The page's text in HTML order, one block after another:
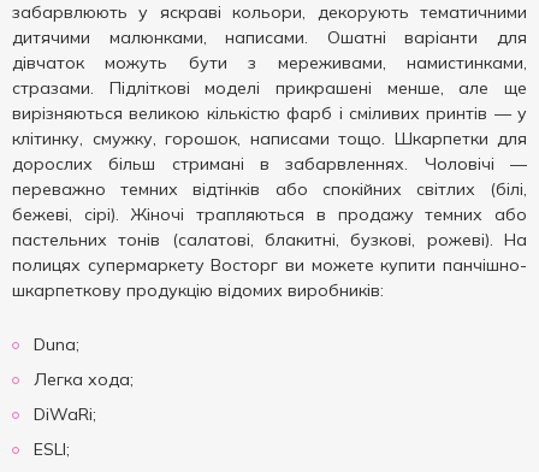
забарвлюють у яскраві кольори, декорують тематичними
дитячими малюнками, написами. Ошатні варіанти для
дівчаток можуть бути з мереживами, намистинками,
стразами. Підліткові моделі прикрашені менше, але ще
вирізняються великою кількістю фарб і сміливих принтів — у
клітинку, смужку, горошок, написами тощо. Шкарпетки для
дорослих більш стримані в забарвленнях. Чоловічі —
переважно темних відтінків або спокійних світлих (білі,
бежеві, сірі). Жіночі трапляються в продажу темних або
пастельних тонів (салатові, блакитні, бузкові, рожеві). На
полицях супермаркету Восторг ви можете купити панчішно-
шкарпеткову продукцію відомих виробників:
Duna;
Легка хода;
DiWaRi;
ESLI;